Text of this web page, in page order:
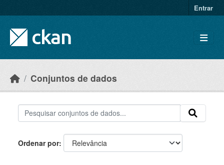
Entrar
Conjuntos de dados
Ordenar por